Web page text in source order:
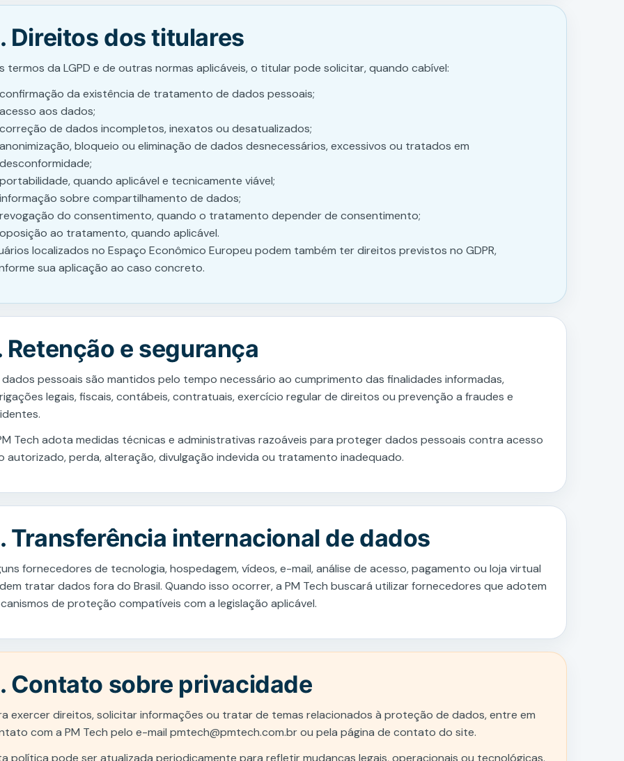
Direitos dos titulares
termos da LGPD e de outras normas aplicáveis, o titular pode solicitar, quando cabível:
confirmação da existência de tratamento de dados pessoais;
acesso aos dados;
correção de dados incompletos, inexatos ou desatualizados;
anonimização, bloqueio ou eliminação de dados desnecessários, excessivos ou tratados em
desconformidade;
portabilidade, quando aplicável e tecnicamente viável;
informação sobre compartilhamento de dados;
revogação do consentimento, quando o tratamento depender de consentimento;
oposição ao tratamento, quando aplicável.
localizados no Espaço Econômico Europeu podem também ter direitos previstos no GDPR,
sua aplicação ao caso concreto.
Retenção e segurança
dados pessoais são mantidos pelo tempo necessário ao cumprimento das finalidades informadas,
legais, fiscais, contábeis, contratuais, exercício regular de direitos ou prevenção a fraudes e
Tech adota medidas técnicas e administrativas razoáveis para proteger dados pessoais contra acesso
autorizado, perda, alteração, divulgação indevida ou tratamento inadequado.
Transferência internacional de dados
fornecedores de tecnologia, hospedagem, vídeos, e-mail, análise de acesso, pagamento ou loja virtual
tratar dados fora do Brasil. Quando isso ocorrer, a PM Tech buscará utilizar fornecedores que adotem
de proteção compatíveis com a legislação aplicável.
Contato sobre privacidade
exercer direitos, solicitar informações ou tratar de temas relacionados à proteção de dados, entre em
com a PM Tech pelo e-mail pmtech@pmtech.com.brou pela página de contato do site.
política pode ser atualizada periodicamente para refletir mudanças legais, operacionais ou tecnológicas.